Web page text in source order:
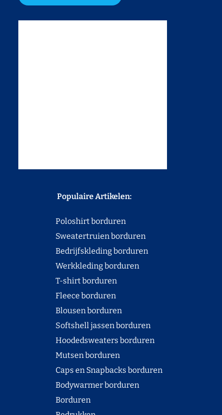
Populaire Artikelen:
Poloshirt borduren
Sweatertruien borduren
Bedrijfskleding borduren
Werkkleding borduren
T-shirt borduren
Fleece borduren
Blousen borduren
Softshell jassen borduren
Hoodedsweaters borduren
Mutsen borduren
Caps en Snapbacks borduren
Bodywarmer borduren
Borduren